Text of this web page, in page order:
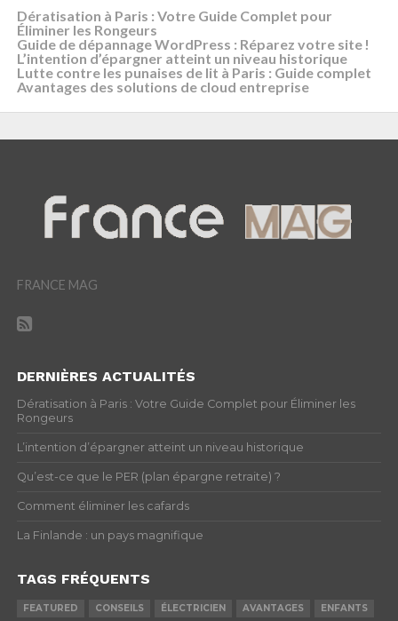
Dératisation à Paris : Votre Guide Complet pour
Éliminer les Rongeurs
Guide de dépannage WordPress : Réparez votre site !
L’intention d’épargner atteint un niveau historique
Lutte contre les punaises de lit à Paris : Guide complet
Avantages des solutions de cloud entreprise
FRANCE MAG
DERNIÈRES ACTUALITÉS
Dératisation à Paris : Votre Guide Complet pour Éliminer les
Rongeurs
L’intention d’épargner atteint un niveau historique
Qu’est-ce que le PER (plan épargne retraite) ?
Comment éliminer les cafards
La Finlande : un pays magnifique
TAGS FRÉQUENTS
FEATURED CONSEILS ÉLECTRICIEN AVANTAGES ENFANTS